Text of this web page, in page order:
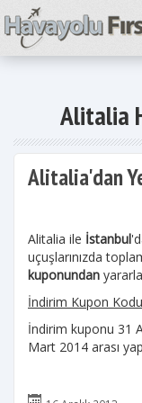
Alitalia
Alitalia'dan
Alitalia ile İstanbul
uçuşlarınızda
kuponundan
İndirim Kupon
İndirim kuponu 31
Mart 2014 arası